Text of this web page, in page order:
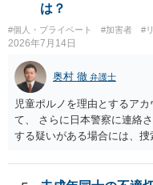
は？
#個人・プライベート #加害者 #
2026年7月14日
奥村 徹 弁護士
児童ポルノを理由とするア
て、 さらに日本警察に連絡
する疑いがある場合には、
ください。